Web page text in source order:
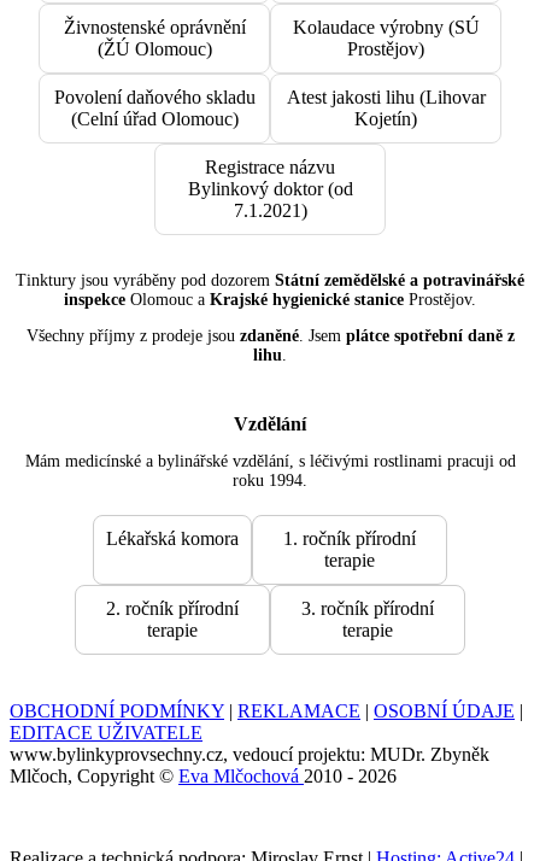
Živnostenské oprávnění
(ŽÚ Olomouc)
Kolaudace výrobny (SÚ
Prostějov)
Povolení daňového skladu
(Celní úřad Olomouc)
Atest jakosti lihu (Lihovar
Kojetín)
Registrace názvu
Bylinkový doktor (od
7.1.2021)
Tinktury jsou vyráběny pod dozorem Státní zemědělské a potravinářské
inspekce Olomouc a Krajské hygienické stanice Prostějov.
Všechny příjmy z prodeje jsou zdaněné. Jsem plátce spotřební daně z
lihu
Vzdělání
Mám medicínské a bylinářské vzdělání, s léčivými rostlinami pracuji od
roku 1994.
Lékařská komora
1. ročník přírodní
terapie
2. ročník přírodní
terapie
3. ročník přírodní
terapie
OBCHODNÍ PODMÍNKY | REKLAMACE | OSOBNÍ ÚDAJE |
EDITACE UŽIVATELE
www.bylinkyprovsechny.cz, vedoucí projektu: MUDr. Zbyněk
Mlčoch, Copyright © Eva Mlčochová 2010 - 2026